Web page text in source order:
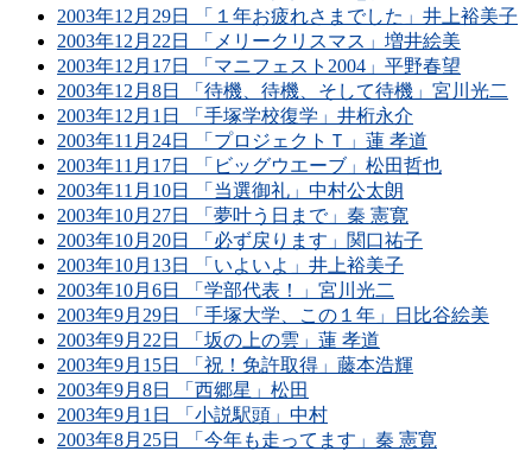
2003年12月29日 「１年お疲れさまでした」井上裕美子
2003年12月22日 「メリークリスマス」増井絵美
2003年12月17日 「マニフェスト2004」平野春望
2003年12月8日 「待機、待機、そして待機」宮川光二
2003年12月1日 「手塚学校復学」井桁永介
2003年11月24日 「プロジェクトＴ」蓮 孝道
2003年11月17日 「ビッグウエーブ」松田哲也
2003年11月10日 「当選御礼」中村公太朗
2003年10月27日 「夢叶う日まで」秦 憲寛
2003年10月20日 「必ず戻ります」関口祐子
2003年10月13日 「いよいよ」井上裕美子
2003年10月6日 「学部代表！」宮川光二
2003年9月29日 「手塚大学、この１年」日比谷絵美
2003年9月22日 「坂の上の雲」蓮 孝道
2003年9月15日 「祝！免許取得」藤本浩輝
2003年9月8日 「西郷星」松田
2003年9月1日 「小説駅頭」中村
2003年8月25日 「今年も走ってます」秦 憲寛